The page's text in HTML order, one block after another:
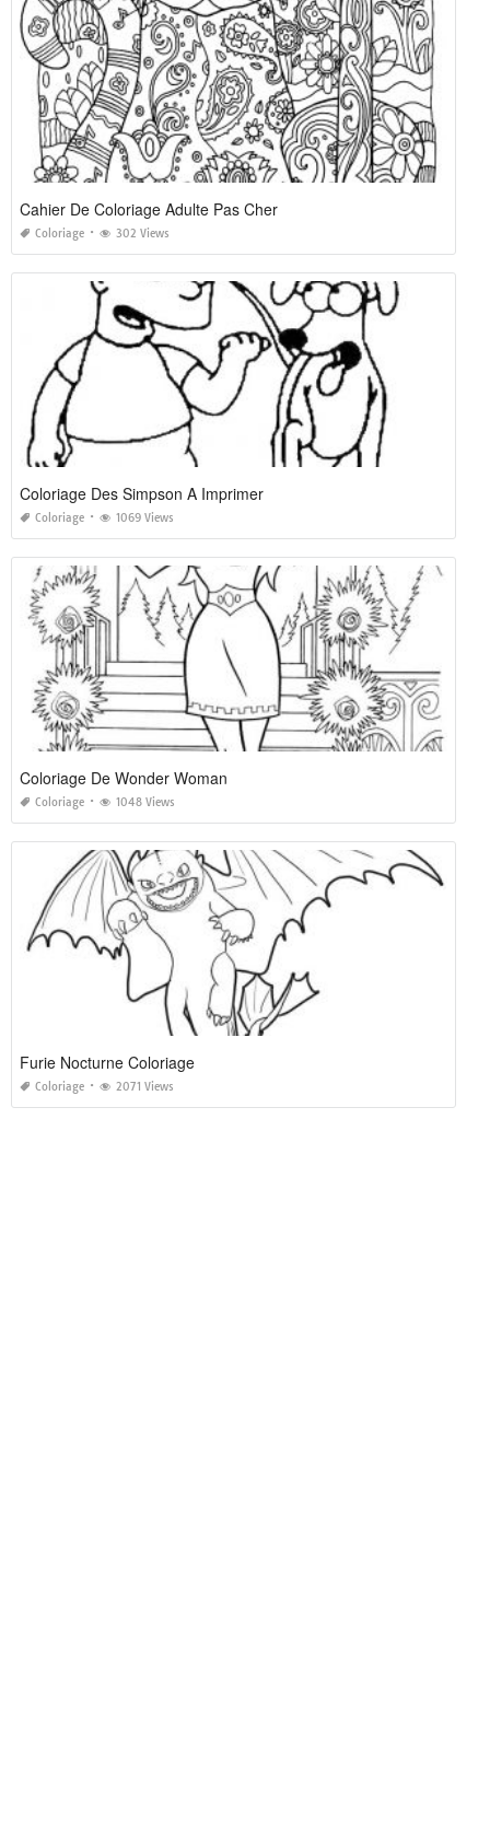
Cahier De Coloriage Adulte Pas Cher
Coloriage 302 Views
Coloriage Des Simpson A Imprimer
Coloriage 1069 Views
Coloriage De Wonder Woman
Coloriage 1048 Views
Furie Nocturne Coloriage
Coloriage 2071 Views